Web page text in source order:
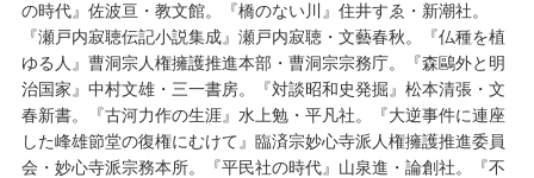
の時代』佐波亘・教文館。『橋のない川』住井すゑ・新潮社。
『瀬戸内寂聴伝記小説集成』瀬戸内寂聴・文藝春秋。『仏種を植
ゆる人』曹洞宗人権擁護推進本部・曹洞宗宗務庁。『森鷗外と明
治国家』中村文雄・三一書房。『対談昭和史発掘』松本清張・文
春新書。『古河力作の生涯』水上勉・平凡社。『大逆事件に連座
した峰雄節堂の復権にむけて』臨済宗妙心寺派人権擁護推進委員
会・妙心寺派宗務本所。『平民社の時代』山泉進・論創社。『不